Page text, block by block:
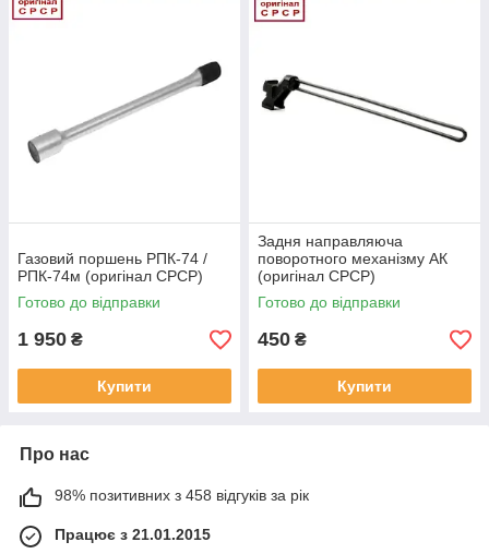
Газовий поршень РПК-74 /
РПК-74м (оригінал СРСР)
Готово до відправки
1 950 ₴
Купити
Задня направляюча
поворотного механізму АК
(оригінал СРСР)
Готово до відправки
450 ₴
Купити
Про нас
98% позитивних з 458 відгуків за рік
Працює з 21.01.2015